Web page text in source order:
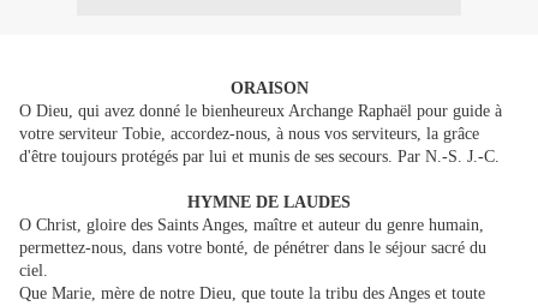
ORAISON
O Dieu, qui avez donné le bienheureux Archange Raphaël pour guide à
votre serviteur Tobie, accordez-nous, à nous vos serviteurs, la grâce
d'être toujours protégés par lui et munis de ses secours. Par N.-S. J.-C.
HYMNE DE LAUDES
O Christ, gloire des Saints Anges, maître et auteur du genre humain,
permettez-nous, dans votre bonté, de pénétrer dans le séjour sacré du
ciel.
Que Marie, mère de notre Dieu, que toute la tribu des Anges et toute